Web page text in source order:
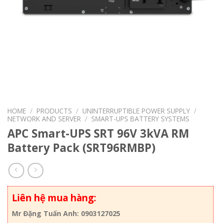
HOME / PRODUCTS / UNINTERRUPTIBLE POWER SUPPLY /
NETWORK AND SERVER / SMART-UPS BATTERY SYSTEMS
APC Smart-UPS SRT 96V 3kVA RM
Battery Pack (SRT96RMBP)
Liên hệ mua hàng:
Mr Đặng Tuấn Anh: 0903127025